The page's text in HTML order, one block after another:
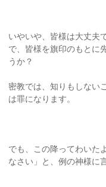
いやいや、皆様は大丈夫
で、皆様を旗印のもとに
うか？
密教では、知りもしない
は罪になります。
でも、この降ってわいた
なさい」と、例の神様に